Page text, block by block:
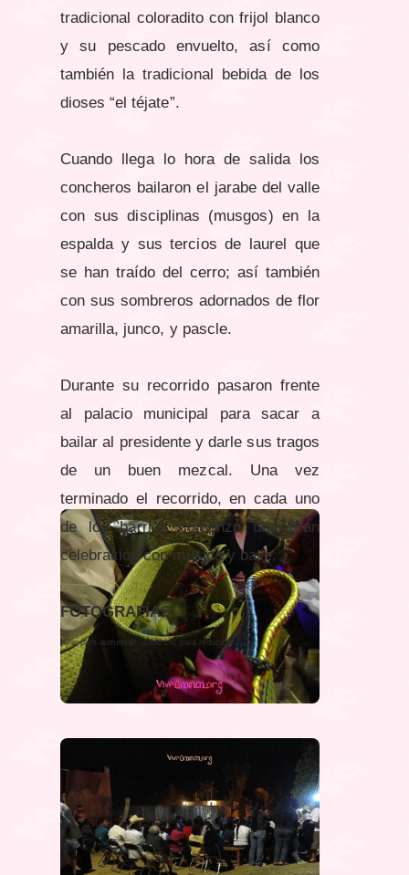
tradicional coloradito con frijol blanco
y su pescado envuelto, así como
también la tradicional bebida de los
dioses “el téjate”.
Cuando llega lo hora de salida los
concheros bailaron el jarabe del valle
con sus disciplinas (musgos) en la
espalda y sus tercios de laurel que
se han traído del cerro; así también
con sus sombreros adornados de flor
amarilla, junco, y pascle.
Durante su recorrido pasaron frente
al palacio municipal para sacar a
bailar al presidente y darle sus tragos
de un buen mezcal. Una vez
terminado el recorrido, en cada uno
de los barrios comenzó una gran
celebración con música y baile.
FOTOGRAFÍAS
(Clic para aumentar, doble clic para reducir)